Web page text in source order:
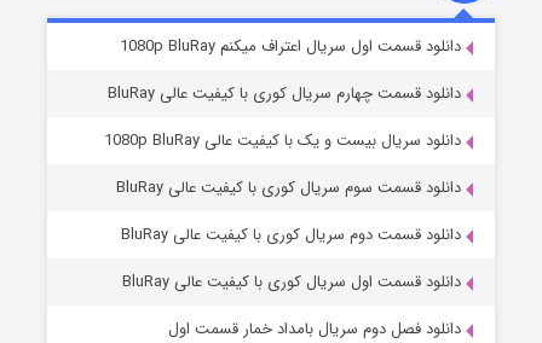
قسمت۲ (زیرنویس) منتشر شد
شکست استوارت در نجات جهان
قسمت۷ (زیرنویس) منتشر شد
دانلود قسمت اول سریال اعتراف میکنم 1080p BluRay
دانلود قسمت چهارم سریال کوری با کیفیت عالی BluRay
دانلود سریال بیست و یک با کیفیت عالی 1080p BluRay
دانلود قسمت سوم سریال کوری با کیفیت عالی BluRay
دانلود قسمت دوم سریال کوری با کیفیت عالی BluRay
دانلود قسمت اول سریال کوری با کیفیت عالی BluRay
دانلود فصل دوم سریال بامداد خمار قسمت اول